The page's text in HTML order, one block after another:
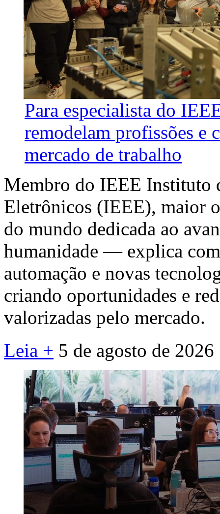
Para especialista do
remodelam profissões e
mercado de trabalho
Membro do IEEE Instituto
Eletrônicos (IEEE), maior
do mundo dedicada ao
humanidade — explica
automação e novas
criando oportunidades e
valorizadas pelo mercado.
Leia + 5 de agosto de 2026